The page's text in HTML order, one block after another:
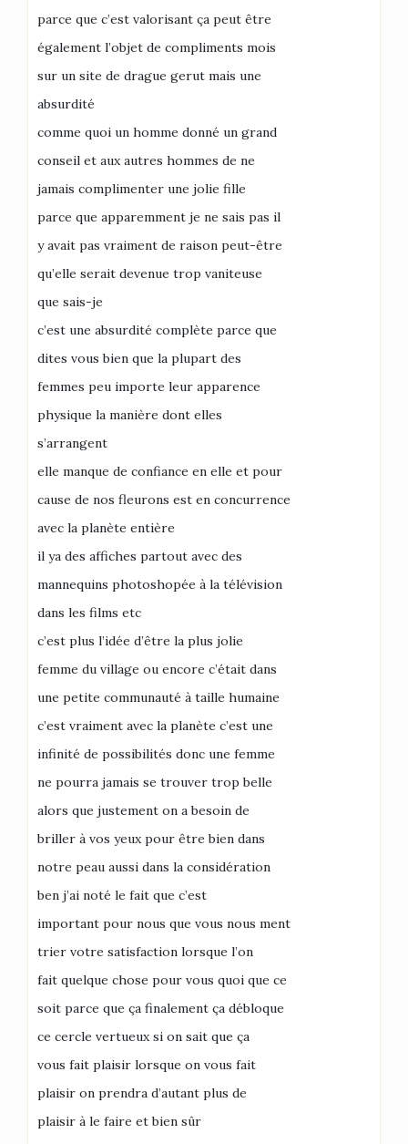
parce que c’est valorisant ça peut être
également l’objet de compliments mois
sur un site de drague gerut mais une
absurdité
comme quoi un homme donné un grand
conseil et aux autres hommes de ne
jamais complimenter une jolie fille
parce que apparemment je ne sais pas il
y avait pas vraiment de raison peut-être
qu’elle serait devenue trop vaniteuse
que sais-je
c’est une absurdité complète parce que
dites vous bien que la plupart des
femmes peu importe leur apparence
physique la manière dont elles
s’arrangent
elle manque de confiance en elle et pour
cause de nos fleurons est en concurrence
avec la planète entière
il ya des affiches partout avec des
mannequins photoshopée à la télévision
dans les films etc
c’est plus l’idée d’être la plus jolie
femme du village ou encore c’était dans
une petite communauté à taille humaine
c’est vraiment avec la planète c’est une
infinité de possibilités donc une femme
ne pourra jamais se trouver trop belle
alors que justement on a besoin de
briller à vos yeux pour être bien dans
notre peau aussi dans la considération
ben j’ai noté le fait que c’est
important pour nous que vous nous ment
trier votre satisfaction lorsque l’on
fait quelque chose pour vous quoi que ce
soit parce que ça finalement ça débloque
ce cercle vertueux si on sait que ça
vous fait plaisir lorsque on vous fait
plaisir on prendra d’autant plus de
plaisir à le faire et bien sûr